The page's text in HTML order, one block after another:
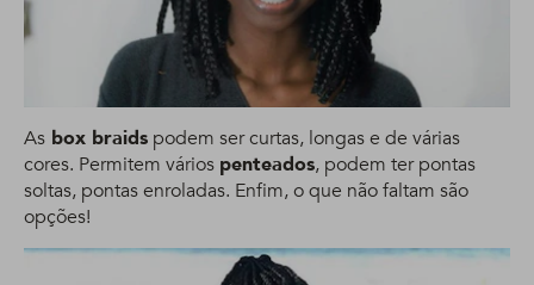
As box braids podem ser curtas, longas e de várias
cores. Permitem vários penteados, podem ter pontas
soltas, pontas enroladas. Enfim, o que não faltam são
opções!